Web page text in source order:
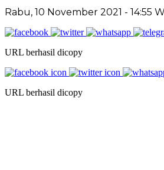
Rabu, 10 November 2021 - 14:55
URL berhasil dicopy
URL berhasil dicopy